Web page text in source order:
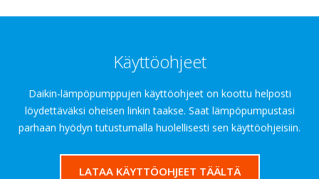
Käyttöohjeet
Daikin-lämpöpumppujen käyttöohjeet on koottu helposti
löydettäväksi oheisen linkin taakse. Saat lämpöpumpustasi
parhaan hyödyn tutustumalla huolellisesti sen käyttöohjeisiin.
LATAA KÄYTTÖOHJEET TÄÄLTÄ